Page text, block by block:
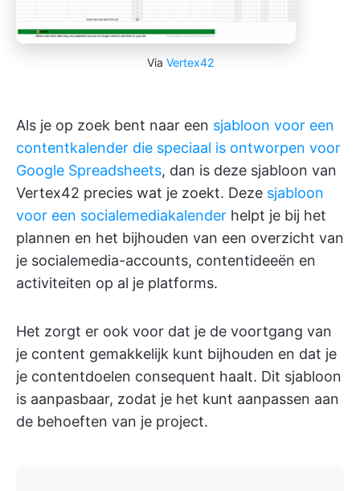
Via Vertex42
Als je op zoek bent naar een sjabloon voor een
contentkalender die speciaal is ontworpen voor
Google Spreadsheets, dan is deze sjabloon van
Vertex42 precies wat je zoekt. Deze sjabloon
voor een socialemediakalender helpt je bij het
plannen en het bijhouden van een overzicht van
je socialemedia-accounts, contentideeën en
activiteiten op al je platforms.
Het zorgt er ook voor dat je de voortgang van
je content gemakkelijk kunt bijhouden en dat je
je contentdoelen consequent haalt. Dit sjabloon
is aanpasbaar, zodat je het kunt aanpassen aan
de behoeften van je project.